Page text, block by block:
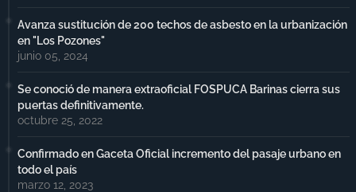
Avanza sustitución de 200 techos de asbesto en la urbanización
en "Los Pozones"
junio 05, 2024
Se conoció de manera extraoficial FOSPUCA Barinas cierra sus
puertas definitivamente.
octubre 25, 2022
Confirmado en Gaceta Oficial incremento del pasaje urbano en
todo el país
marzo 12, 2023